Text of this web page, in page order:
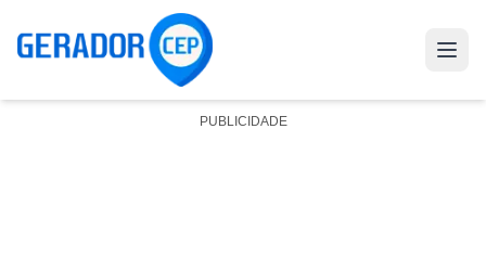
PUBLICIDADE